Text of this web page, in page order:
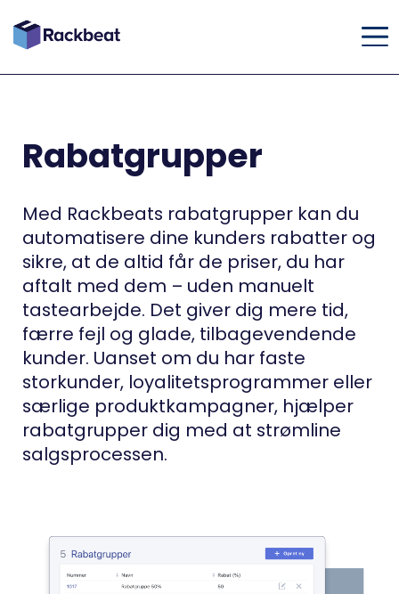
Rabatgrupper
Med Rackbeats rabatgrupper kan du
automatisere dine kunders rabatter og
sikre, at de altid får de priser, du har
aftalt med dem – uden manuelt
tastearbejde. Det giver dig mere tid,
færre fejl og glade, tilbagevendende
kunder. Uanset om du har faste
storkunder, loyalitetsprogrammer eller
særlige produktkampagner, hjælper
rabatgrupper dig med at strømline
salgsprocessen.